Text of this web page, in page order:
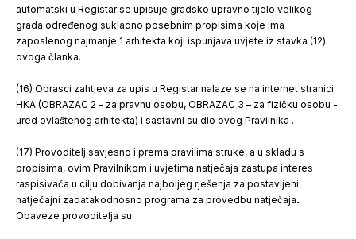
automatski u Registar se upisuje gradsko upravno tijelo velikog
grada određenog sukladno posebnim propisima koje ima
zaposlenog najmanje 1 arhitekta koji ispunjava uvjete iz stavka (12)
ovoga članka.
(16) Obrasci zahtjeva za upis u Registar nalaze se na internet stranici
HKA (OBRAZAC 2 – za pravnu osobu, OBRAZAC 3 – za fizičku osobu -
ured ovlaštenog arhitekta) i sastavni su dio ovog Pravilnika .
(17) Provoditelj savjesno i prema pravilima struke, a u skladu s
propisima, ovim Pravilnikom i uvjetima natječaja zastupa interes
raspisivača u cilju dobivanja najboljeg rješenja za postavljeni
natječajni zadatakodnosno programa za provedbu natječaja.
Obaveze provoditelja su: